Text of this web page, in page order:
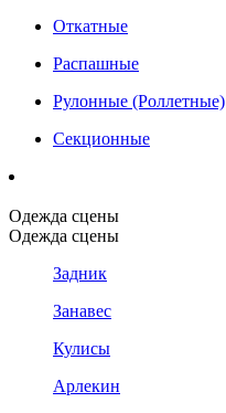
Откатные
Распашные
Рулонные (Роллетные)
Секционные
Одежда сцены
Одежда сцены
Задник
Занавес
Кулисы
Арлекин